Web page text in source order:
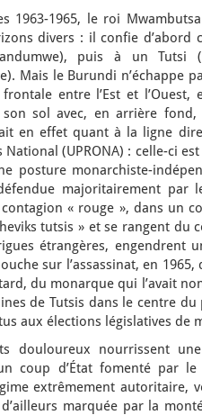
1963-1965, le roi
divers : il confie
puis à un
Mais le Burundi n’échappe
entre l’Est et
sol avec, en arrière
en effet quant à la ligne
National (UPRONA) : celle-ci
posture monarchiste-
majoritairement par
« rouge », dans un
tutsis » et se rangent du
étrangères, engendrent
sur l’assassinat, en
du monarque qui l’avait
de Tutsis dans le centre
aux élections législatives de
douloureux nourrissent
coup d’État fomenté par
extrêmement autoritaire,
marquée par la